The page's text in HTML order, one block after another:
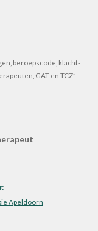
beroepscode, klacht-
GAT en TCZ”
Apeldoorn